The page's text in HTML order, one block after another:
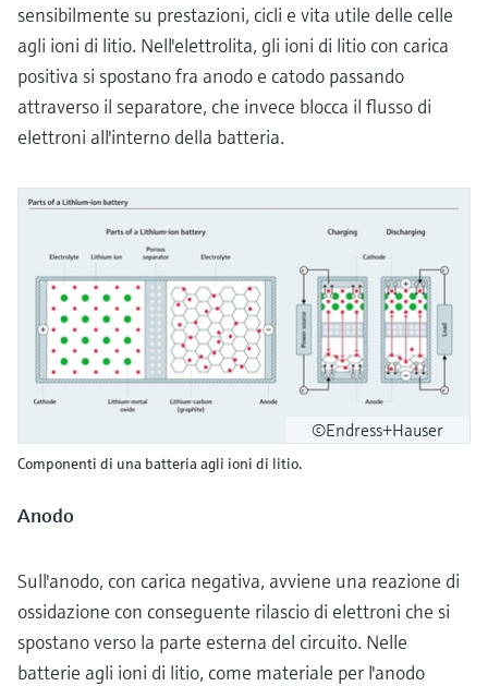
sensibilmente su prestazioni, cicli e vita utile delle celle
agli ioni di litio. Nell'elettrolita, gli ioni di litio con carica
positiva si spostano fra anodo e catodo passando
attraverso il separatore, che invece blocca il flusso di
elettroni all'interno della batteria.
©Endress+Hauser
Componenti di una batteria agli ioni di litio.
Anodo
Sull'anodo, con carica negativa, avviene una reazione di
ossidazione con conseguente rilascio di elettroni che si
spostano verso la parte esterna del circuito. Nelle
batterie agli ioni di litio, come materiale per l'anodo